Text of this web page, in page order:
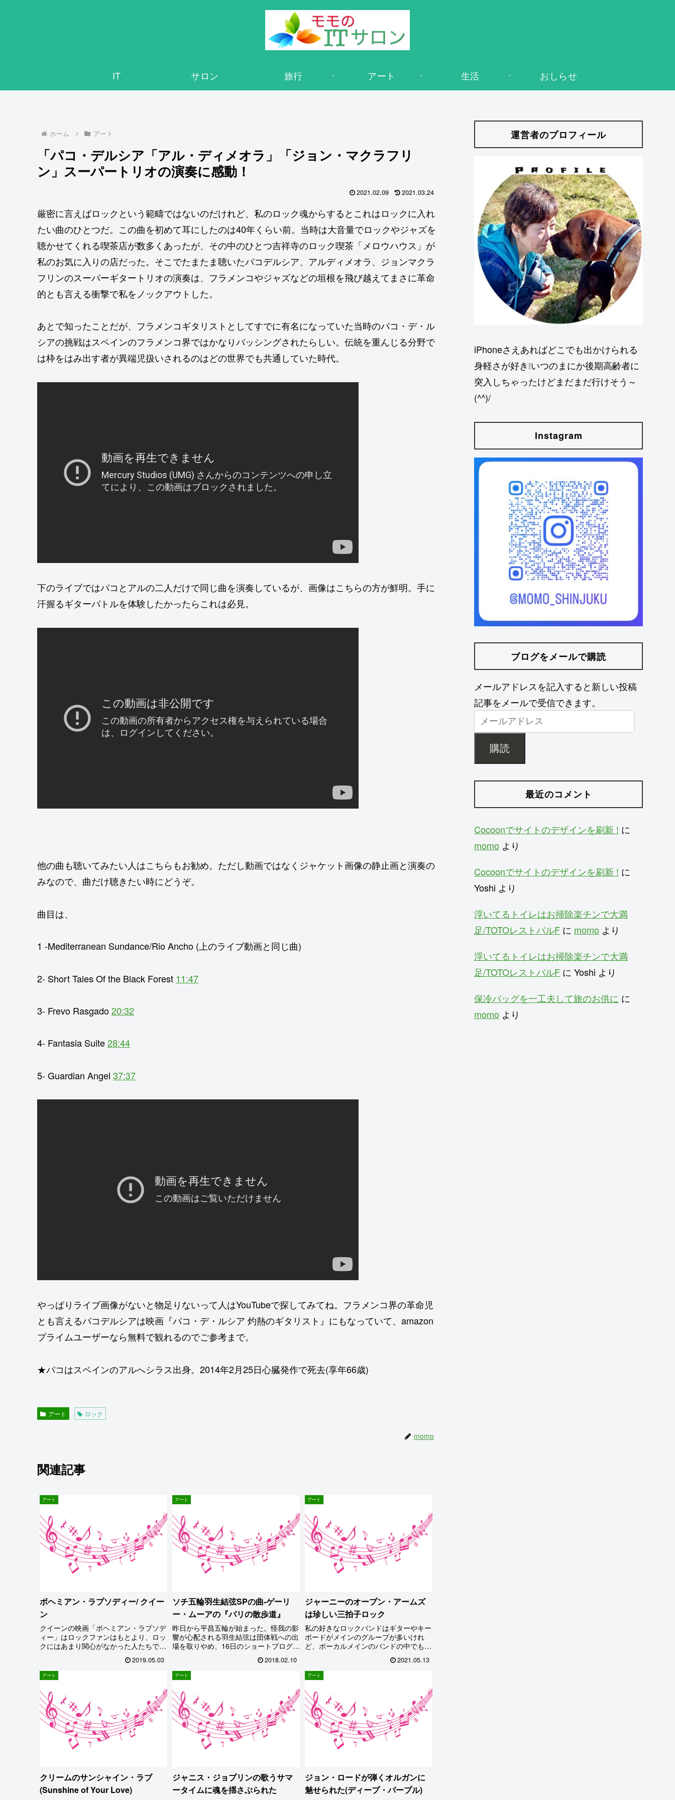
IT サロン 旅行 アート 生活 おしらせ
ホーム アート
「パコ・デルシア「アル・ディメオラ」「ジョン・マクラフリ
ン」スーパートリオの演奏に感動！
2021.02.09 2021.03.24
厳密に言えばロックという範疇ではないのだけれど、私のロック魂からするとこれはロックに入れ
たい曲のひとつだ。この曲を初めて耳にしたのは40年くらい前。当時は大音量でロックやジャズを
聴かせてくれる喫茶店が数多くあったが、その中のひとつ吉祥寺のロック喫茶「メロウハウス」が
私のお気に入りの店だった。そこでたまたま聴いたパコデルシア、アルディメオラ、ジョンマクラ
フリンのスーパーギタートリオの演奏は、フラメンコやジャズなどの垣根を飛び越えてまさに革命
的とも言える衝撃で私をノックアウトした。
あとで知ったことだが、フラメンコギタリストとしてすでに有名になっていた当時のパコ・デ・ル
シアの挑戦はスペインのフラメンコ界ではかなりバッシングされたらしい。伝統を重んじる分野で
は枠をはみ出す者が異端児扱いされるのはどの世界でも共通していた時代。
下のライブではパコとアルの二人だけで同じ曲を演奏しているが、画像はこちらの方が鮮明。手に
汗握るギターバトルを体験したかったらこれは必見。
他の曲も聴いてみたい人はこちらもお勧め。ただし動画ではなくジャケット画像の静止画と演奏の
みなので、曲だけ聴きたい時にどうぞ。
曲目は、
1 -Mediterranean Sundance/Rio Ancho (上のライブ動画と同じ曲)
2- Short Tales Of the Black Forest 11:47
3- Frevo Rasgado20:32
4- Fantasia Suite28:44
5- Guardian Angel 37:37
やっぱりライブ画像がないと物足りないって人はYouTubeで探してみてね。フラメンコ界の革命児
とも言えるパコデルシアは映画『パコ・デ・ルシア 灼熱のギタリスト』にもなっていて、amazon
プライムユーザーなら無料で観れるのでご参考まで。
★パコはスペインのアルへシラス出身。2014年2月25日心臓発作で死去(享年66歳)
アート ロック
momo
関連記事
アート
ボヘミアン・ラプソディー/ クイー
ン
クイーンの映画「ボヘミアン・ラプソデ
ィー」はロックファンはもとより、ロッ
クにはあまり関心がなかった人たちでさ
え大変好評らしい。長年ロックファンの
私がこの映画を観ないでいることはあり
得ない。というわけで、リフォームが完
了してちょっと余裕ができたのを機に、
遅まきながら鑑賞することに…
2019.05.03
アート
ソチ五輪羽生結弦SPの曲-ゲーリ
ー・ムーアの『パリの散歩道』
昨日から平昌五輪が始まった。怪我の影
響が心配される羽生結弦は団体戦への出
場を取りやめ、16日のショートプログラ
ム(SP)、17日のフリー出場に集中する
そうだ。そこで思い出すのが前回ソチ五
輪のSPで見せた、羽生結弦の息を飲む
素晴らしい演技だ。私も彼の演技に魅了
されたひとりだが、その時に流れた音楽
もまた素晴らしかった。この曲が…
2018.02.10
アート
ジャーニーのオープン・アームズ
は珍しい三拍子ロック
私の好きなロックバンドはギターやキー
ボードがメインのグループが多いけれ
ど、ボーカルメインのバンドの中でも好
きな曲はたくさんある。中でもジャーニ
ーの1981年のアルバム「エスケープ」
に収録されていたオープン・アームズは
そんな曲の代表格だ。ステ...
2021.05.13
アート
クリームのサンシャイン・ラブ
(Sunshine of Your Love)
アート
ジャニス・ジョプリンの歌うサマ
ータイムに魂を揺さぶられた
アート
ジョン・ロードが弾くオルガンに
魅せられた(ディープ・パープル)
運営者のプロフィール
iPhoneさえあればどこでも出かけられる
身軽さが好き❕いつのまにか後期高齢者に
突入しちゃったけどまだまだ行けそう～
(^^)/
Instagram
ブログをメールで購読
メールアドレスを記入すると新しい投稿
記事をメールで受信できます。
購読
最近のコメント
Cocoonでサイトのデザインを刷新 ! に
momo より
Cocoonでサイトのデザインを刷新 ! に
Yoshi より
浮いてるトイレはお掃除楽チンで大満
足/TOTOレストパルF に momo より
浮いてるトイレはお掃除楽チンで大満
足/TOTOレストパルF に Yoshi より
保冷バッグを一工夫して旅のお供に に
momo より